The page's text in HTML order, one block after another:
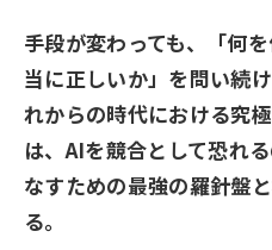
手段が変わっても、「何
当に正しいか」を問い続
れからの時代における究
は、AIを競合として恐れ
なすための最強の羅針盤
る。